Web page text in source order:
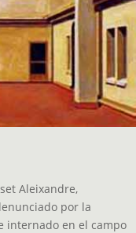
Aleixandre,
por la
internado en el campo